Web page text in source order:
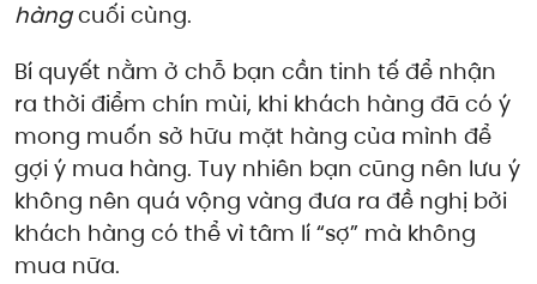
hàngcuối cùng.
Bí quyết nằm ở chỗ bạn cần tinh tế để nhận
ra thời điểm chín mùi, khi khách hàng đã có ý
mong muốn sở hữu mặt hàng của mình để
gợi ý mua hàng. Tuy nhiên bạn cũng nên lưu ý
không nên quá vộng vàng đưa ra đề nghị bởi
khách hàng có thể vì tâm lí “sợ” mà không
mua nữa.